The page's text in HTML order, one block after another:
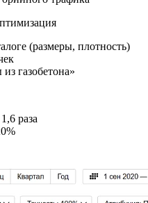
(размеры, плотность)
газобетона»
раза